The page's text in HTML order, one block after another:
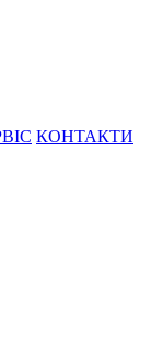
КОНТАКТИ